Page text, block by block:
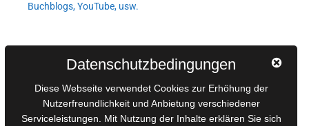
Buchblogs, YouTube, usw.
AGB für Medienprojekte
Online-Artikel
Manuskripte einreichen
Datenschutzbedingungen
Diese Webseite verwendet Cookies zur Erhöhung der
Nutzerfreundlichkeit und Anbietung verschiedener
Serviceleistungen. Mit Nutzung der Inhalte erklären Sie sich